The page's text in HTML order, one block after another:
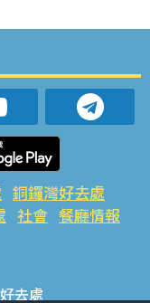
銅鑼灣好去處
社會 餐廳情報
去處